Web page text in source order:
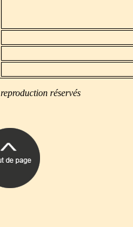
réservés